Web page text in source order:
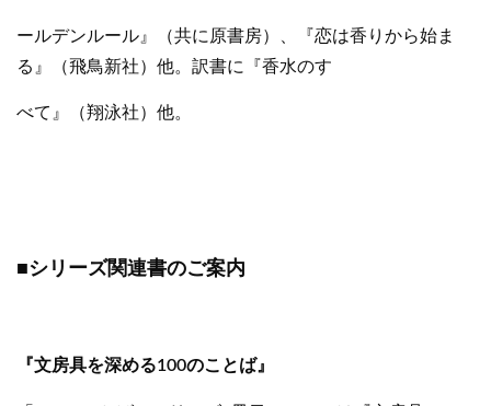
ールデンルール』（共に原書房）、『恋は香りから始ま
る』（飛鳥新社）他。訳書に『香水のす
べて』（翔泳社）他。
■シリーズ関連書のご案内
『文房具を深める100のことば』